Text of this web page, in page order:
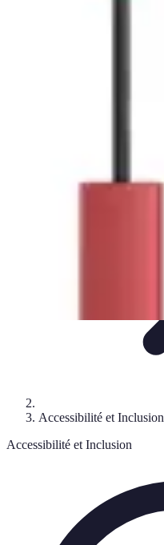
Accessibilité et Inclusion
Accessibilité et Inclusion